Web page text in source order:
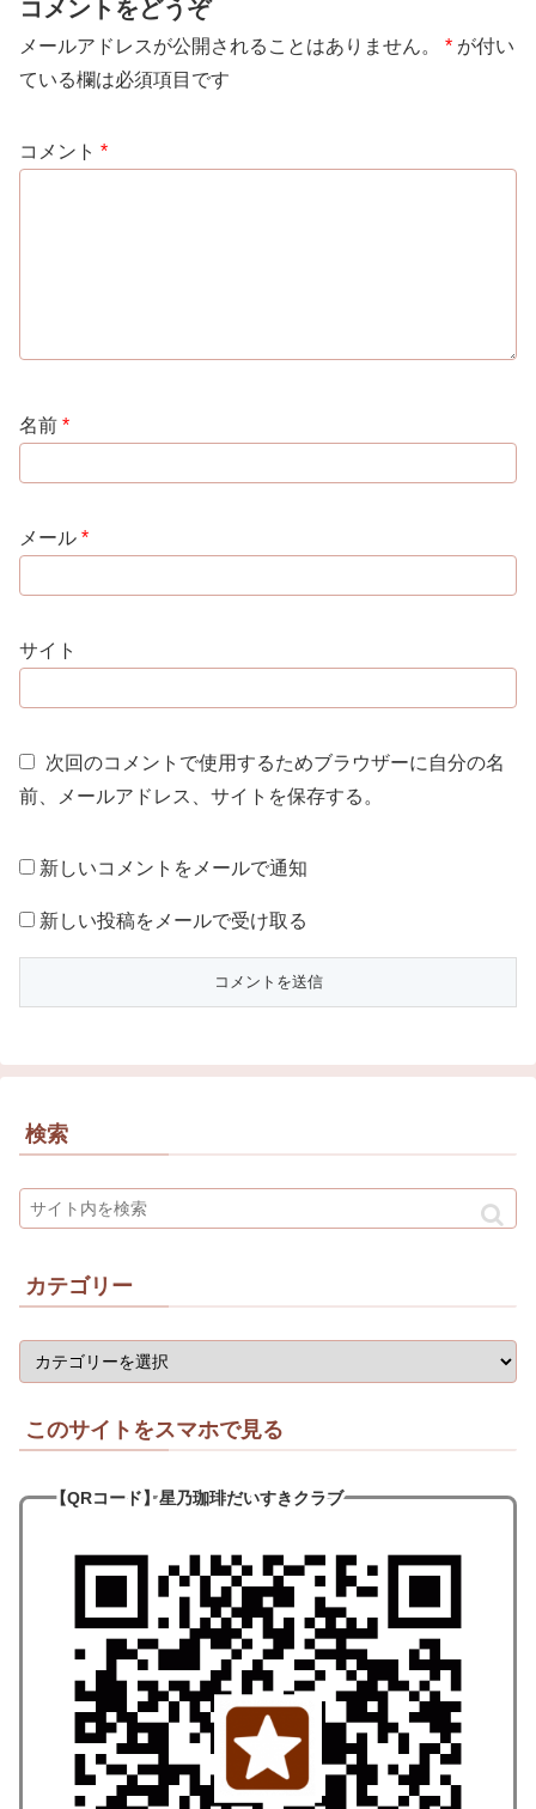
コメントをどうぞ
メールアドレスが公開されることはありません。 * が付い
ている欄は必須項目です
コメント *
名前 *
メール *
サイト
次回のコメントで使用するためブラウザーに自分の名
前、メールアドレス、サイトを保存する。
新しいコメントをメールで通知
新しい投稿をメールで受け取る
検索
カテゴリー
このサイトをスマホで見る
【QRコード】星乃珈琲だいすきクラブ